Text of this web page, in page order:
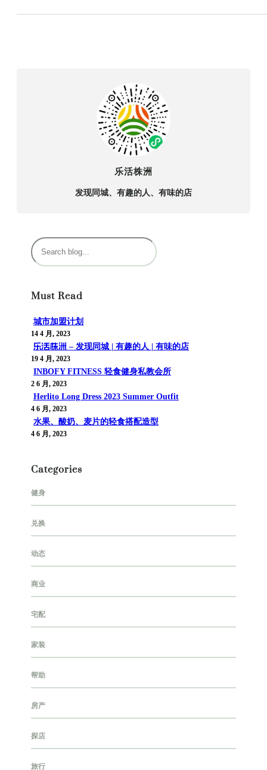
乐活株洲
发现同城、有趣的人、有味的店
搜
索
Must Read
城市加盟计划
14 4 月, 2023
乐活株洲 – 发现同城 | 有趣的人 | 有味的店
19 4 月, 2023
INBOFY FITNESS 轻食健身私教会所
2 6 月, 2023
Herlito Long Dress 2023 Summer Outfit
4 6 月, 2023
水果、酸奶、麦片的轻食搭配造型
4 6 月, 2023
Categories
健身
兑换
动态
商业
宅配
家装
帮助
房产
探店
旅行